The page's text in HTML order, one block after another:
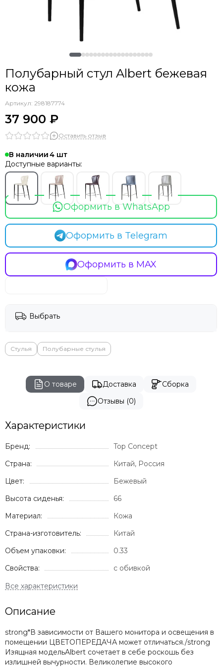
Полубарный стул Albert бежевая
кожа
Артикул: 298187774
37 900 ₽
Оставить отзыв
В наличии4
Доступные варианты:
Оформить в WhatsApp
Оформить в Telegram
Оформить в MAX
Выбрать
Стулья Полубарные стулья
О товаре Доставка
Сборка
Отзывы (0)
Характеристики
Бренд:
Top Concept
Страна:
Китай, Россия
Цвет:
Бежевый
Высота сиденья:
66
Материал:
Кожа
Страна-изготовитель:
Китай
Объем упаковки:
0.33
Свойства:
с обивкой
Описание
strong*В зависимости от Вашего монитора и освещения в
помещении ЦВЕТОПЕРЕДАЧА может отличаться./strong
Изящная модельAlbert сочетает в себе роскошь без
излишней вычурности. Великолепие высокого